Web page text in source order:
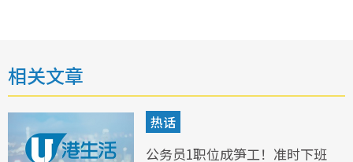
相关文章
热话
公务员1职位成笋工！准时下班